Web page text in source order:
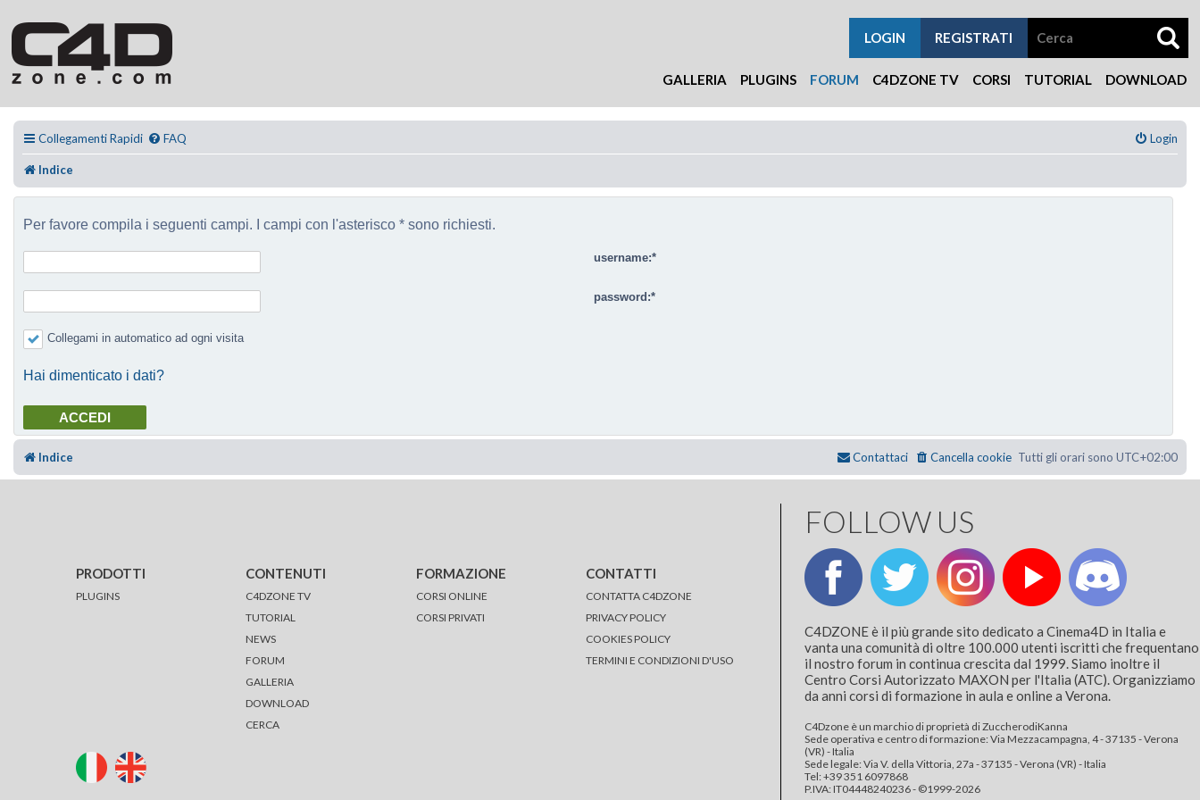
GALLERIA PLUGINS FORUM C4DZONE TV CORSI TUTORIAL DOWNLOAD
REGISTRATI
LOGIN
Collegamenti Rapidi FAQ Login
Indice
Per favore compila i seguenti campi. I campi con l'asterisco * sono richiesti.
username:
password:
Collegami in automatico ad ogni visita
Hai dimenticato i dati?
Indice Tutti gli orari sono UTC+02:00
Cancella cookie
Contattaci
PRODOTTI
PLUGINS
CONTENUTI
C4DZONE TV
TUTORIAL
NEWS
FORUM
GALLERIA
DOWNLOAD
CERCA
FORMAZIONE
CORSI ONLINE
CORSI PRIVATI
CONTATTI
CONTATTA C4DZONE
PRIVACY POLICY
COOKIES POLICY
TERMINI E CONDIZIONI D'USO
FOLLOW US
C4DZONE è il più grande sito dedicato a Cinema4D in Italia e
vanta una comunità di oltre 100.000 utenti iscritti che frequentano
il nostro forum in continua crescita dal 1999. Siamo inoltre il
Centro Corsi Autorizzato MAXON per l'Italia (ATC). Organizziamo
da anni corsi di formazione in aula e online a Verona.
C4Dzone è un marchio di proprietà di ZuccherodiKanna
Sede operativa e centro di formazione: Via Mezzacampagna, 4 - 37135 - Verona
(VR) - Italia
Sede legale: Via V. della Vittoria, 27a - 37135 - Verona (VR) - Italia
Tel: +39 351 6097868‬
P.IVA: IT04448240236 - ©1999-2026